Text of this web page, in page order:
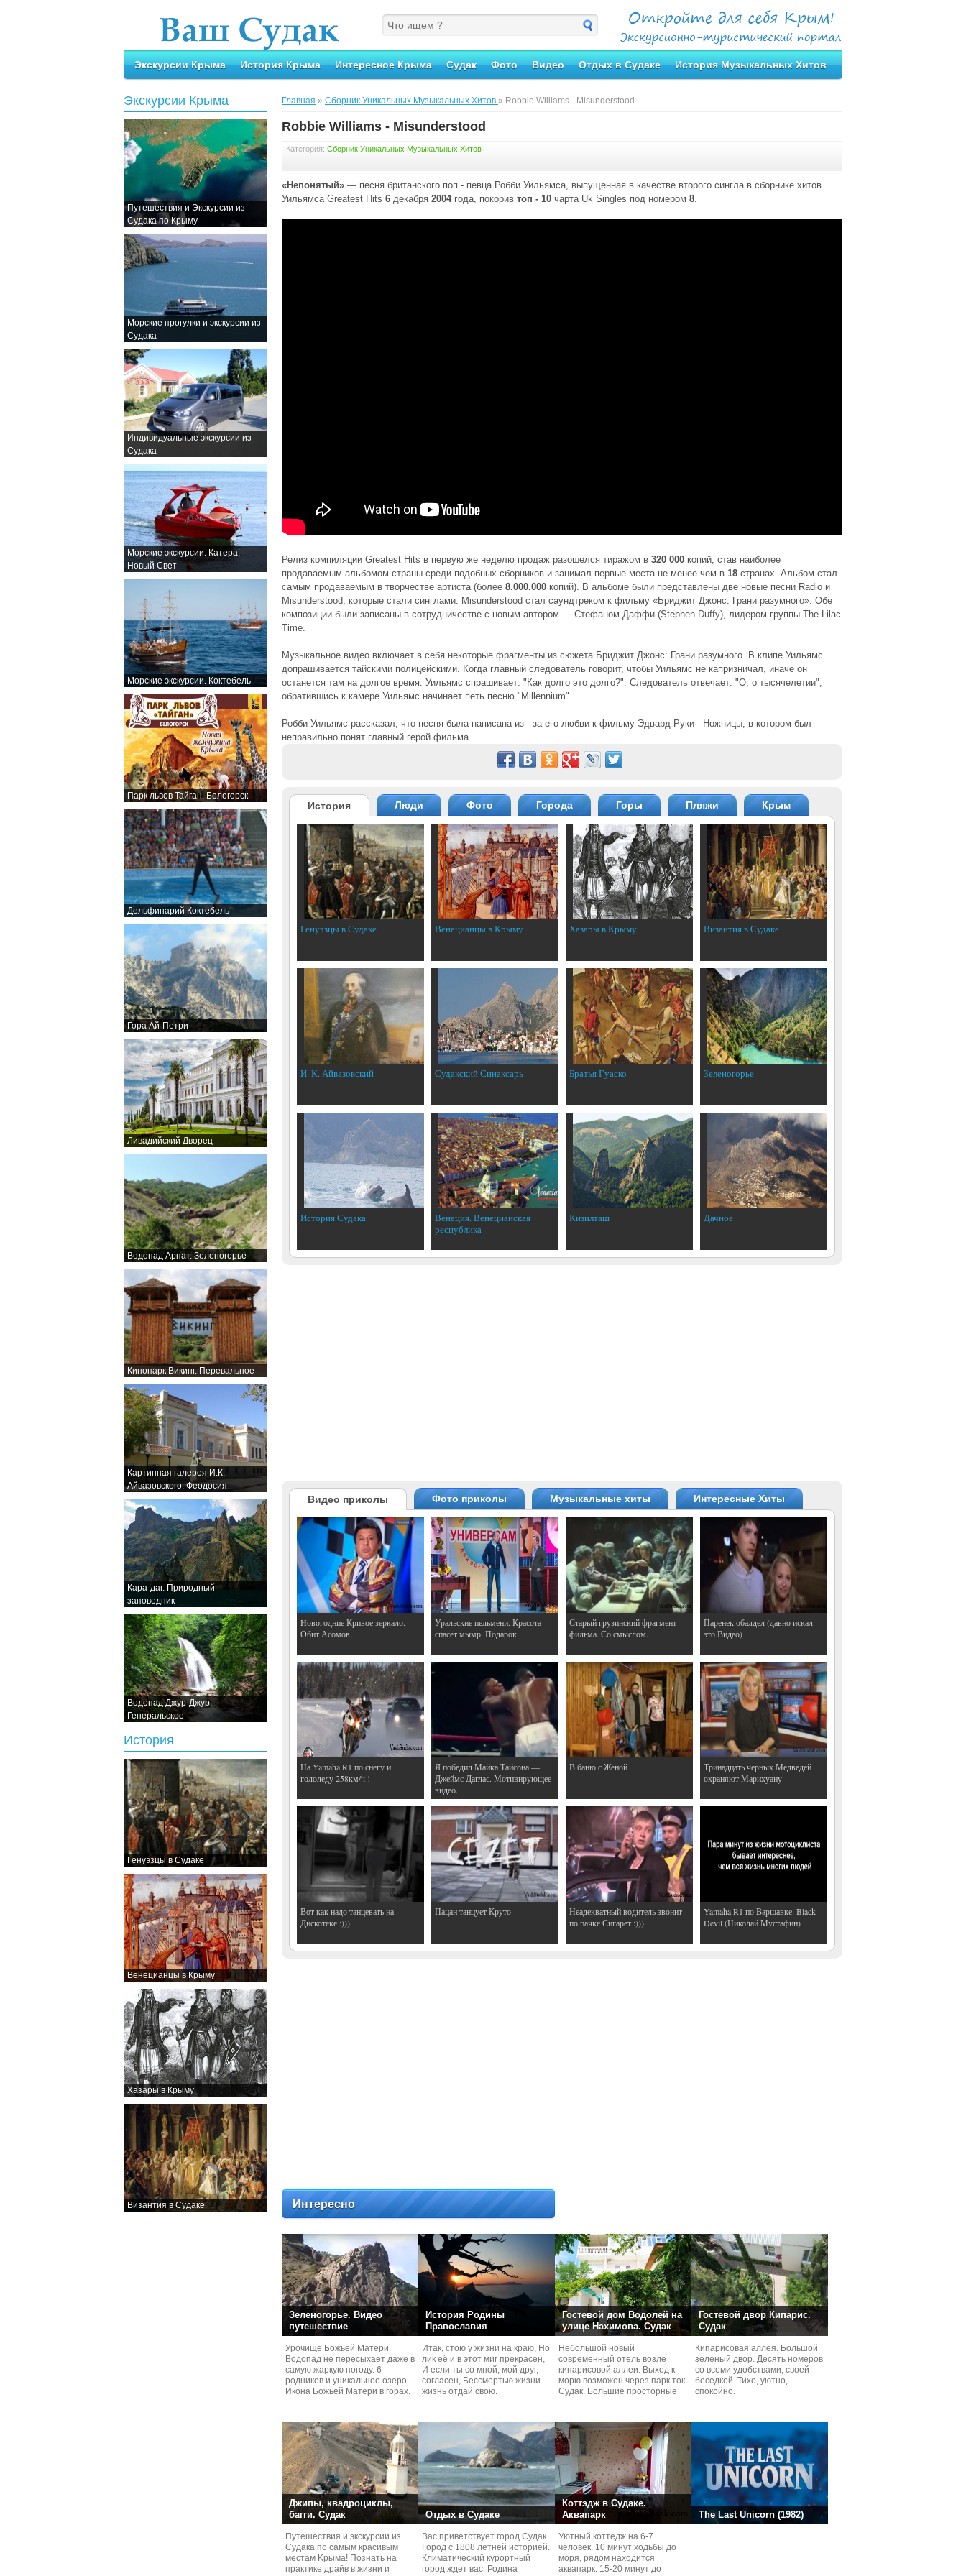
Экскурсии Крыма История Крыма Интересное Крыма Судак Фото Видео Отдых в Судаке История Музыкальных Хитов
Экскурсии Крыма
Путешествия и Экскурсии из
Судака по Крыму
Морские прогулки и экскурсии из
Судака
Индивидуальные экскурсии из
Судака
Морские экскурсии. Катера.
Новый Свет
Морские экскурсии. Коктебель
Парк львов Тайган. Белогорск
Дельфинарий Коктебель
Гора Ай-Петри
Ливадийский Дворец
Водопад Арпат. Зеленогорье
Кинопарк Викинг. Перевальное
Картинная галерея И.К.
Айвазовского. Феодосия
Кара-даг. Природный
заповедник
Водопад Джур-Джур.
Генеральское
История
Генуэзцы в Судаке
Венецианцы в Крыму
Хазары в Крыму
Византия в Судаке
Главная » Сборник Уникальных Музыкальных Хитов » Robbie Williams - Misunderstood
Robbie Williams - Misunderstood
Категория: Сборник Уникальных Музыкальных Хитов
«Непонятый» — песня британского поп - певца Робби Уильямса, выпущенная в качестве второго сингла в сборнике хитов
Уильямса Greatest Hits 6 декабря 2004года, покорив топ - 10 чарта Uk Singles под номером 8.
Релиз компиляции Greatest Hits в первую же неделю продаж разошелся тиражом в 320 000 копий, став наиболее
продаваемым альбомом страны среди подобных сборников и занимал первые места не менее чем в 18 странах. Альбом стал
самым продаваемым в творчестве артиста (более 8.000.000 копий). В альбоме были представлены две новые песни Radio и
Misunderstood, которые стали синглами. Misunderstood стал саундтреком к фильму «Бриджит Джонс: Грани разумного». Обе
композиции были записаны в сотрудничестве с новым автором — Стефаном Даффи (Stephen Duffy), лидером группы The Lilac
Time.
Музыкальное видео включает в себя некоторые фрагменты из сюжета Бриджит Джонс: Грани разумного. В клипе Уильямс
допрашивается тайскими полицейскими. Когда главный следователь говорит, чтобы Уильямс не капризничал, иначе он
останется там на долгое время. Уильямс спрашивает: "Как долго это долго?". Следователь отвечает: "О, о тысячелетии",
обратившись к камере Уильямс начинает петь песню "Millennium"
Робби Уильямс рассказал, что песня была написана из - за его любви к фильму Эдвард Руки - Ножницы, в котором был
неправильно понят главный герой фильма.
История Люди Фото Города Горы Пляжи Крым
Генуэзцы в Судаке Венецианцы в Крыму Хазары в Крыму Византия в Судаке
И. К. Айвазовский Судакский Синаксарь Братья Гуаско Зеленогорье
История Судака
Венеция. Венецианская
республика
Кизилташ Дачное
Видео приколы Фото приколы Музыкальные хиты Интересные Хиты
Hовогодние Кривое зеркало.
Обит Асомов
Уральские пельмени. Красота
спасёт мымр. Подарок
Старый грузинский фрагмент
фильма. Со смыслом.
Паренек обалдел (давно искал
это Видео)
На Yamaha R1 по снегу и
гололеду 258км/ч !
Я победил Майка Тайсона —
Джеймс Даглас. Мотивирующее
видео.
В баню с Женой
Тринадцать черных Медведей
охраняют Марихуану
Вот как надо танцевать на
Дискотеке :)))
Пацан танцует Круто
Неадекватный водитель звонит
по пачке Сигарет :)))
Yamaha R1 по Варшавке. Black
Devil (Николай Мустафин)
Интересно
Зеленогорье. Видео
путешествие
Урочище Божьей Матери.
Водопад не пересыхает даже в
самую жаркую погоду. 6
родников и уникальное озеро.
Икона Божьей Матери в горах.
История Родины
Православия
Итак, стою у жизни на краю, Но
лик её и в этот миг прекрасен,
И если ты со мной, мой друг,
согласен, Бессмертью жизни
жизнь отдай свою.
Гостевой дом Водолей на
улице Нахимова. Судак
Небольшой новый
современный отель возле
кипарисовой аллеи. Выход к
морю возможен через парк ток
Судaк. Большие просторные
Гостевой двор Кипарис.
Судак
Кипарисовая аллея. Большой
зеленый двор. Десять номеров
со всеми удобствами, своей
беседкой. Тихо, уютно,
спокойно.
Джипы, квадроциклы,
багги. Судак
Путешествия и экскурcии из
Судaка по самым красивым
местам Kрыма! Познать на
практике драйв в жизни и
Отдых в Судаке
Вас приветствует город Судак.
Город с 1808 летней историей.
Климатический курортный
город ждет вас. Родина
Коттэдж в Судаке.
Аквапарк
Уютный коттедж на 6-7
человек. 10 минут ходьбы до
моря, рядом находится
аквапарк. 15-20 минут до
The Last Unicorn (1982)